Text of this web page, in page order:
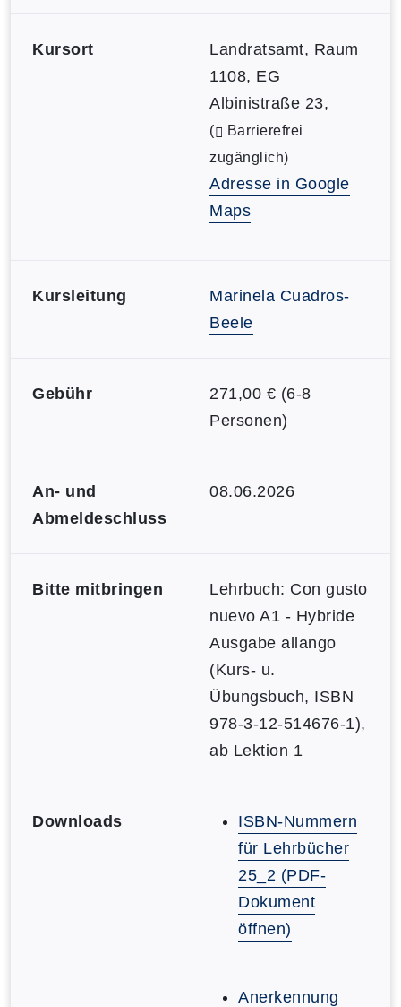
Kursort
Landratsamt, Raum
1108, EG
Albinistraße 23,
(
Barrierefrei
zugänglich)
Adresse in Google
Maps
Kursleitung
Marinela Cuadros-
Beele
Gebühr
271,00 € (6-8
Personen)
An- und
Abmeldeschluss
08.06.2026
Bitte mitbringen
Lehrbuch: Con gusto
nuevo A1 - Hybride
Ausgabe allango
(Kurs- u.
Übungsbuch, ISBN
978-3-12-514676-1),
ab Lektion 1
Downloads
ISBN-Nummern
für Lehrbücher
25_2 (PDF-
Dokument
öffnen)
Anerkennung